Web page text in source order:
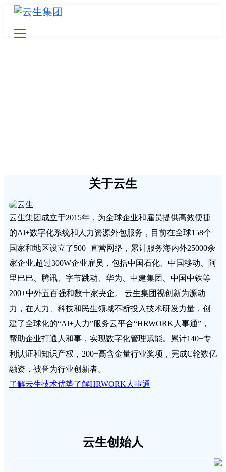
关于云生
云生集团成立于2015年，为全球企业和雇员提供高效便捷
的Al+数字化系统和人力资源外包服务，目前在全球158个
国家和地区设立了500+直营网络，累计服务海内外25000余
家企业,超过300W企业雇员，包括中国石化、中国移动、阿
里巴巴、腾讯、字节跳动、华为、中建集团、中国中铁等
200+中外五百强和数十家央企。 云生集团视创新为源动
力，在人力、科技和民生领域不断投入技术研发力量，创
建了全球化的“Al+人力”服务云平合“HRWORK人事通”，
帮助企业打通人和事，实现数字化管理赋能。累计140+专
利认证和知识产权，200+高含金量行业奖项，完成C轮数亿
融资，被誉为行业创新者。
了解云生技术优势了解HRWORK人事通
云生创始人